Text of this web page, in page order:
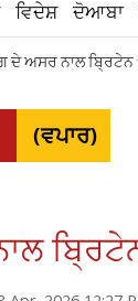
ਵਿਦੇਸ਼ ਦੋਆਬਾ
ਦੇ ਅਸਰ ਨਾਲ ਬ੍ਰਿਟੇਨ
(ਵਪਾਰ)
ਬ੍ਰਿਟੇਨ